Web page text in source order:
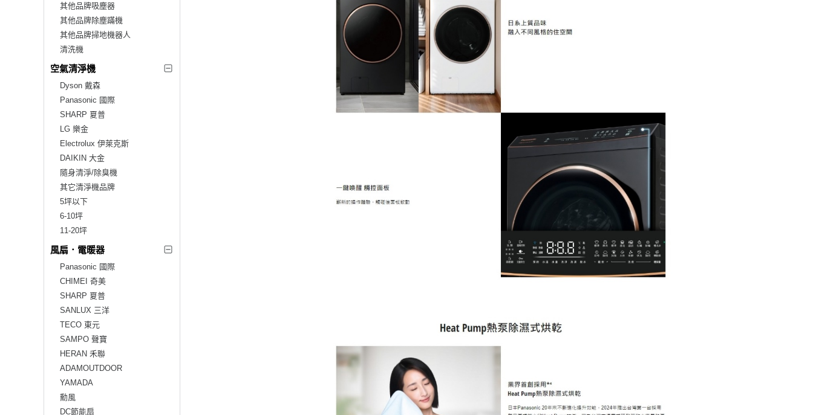
其他品牌吸塵器
其他品牌除塵蹣機
其他品牌掃地機器人
清洗機
空氣清淨機
Dyson 戴森
Panasonic 國際
SHARP 夏普
LG 樂金
Electrolux 伊萊克斯
DAIKIN 大金
隨身清淨/除臭機
其它清淨機品牌
5坪以下
6-10坪
11-20坪
風扇．電暖器
Panasonic 國際
CHIMEI 奇美
SHARP 夏普
SANLUX 三洋
TECO 東元
SAMPO 聲寶
HERAN 禾聯
ADAMOUTDOOR
YAMADA
勳風
DC節能扇